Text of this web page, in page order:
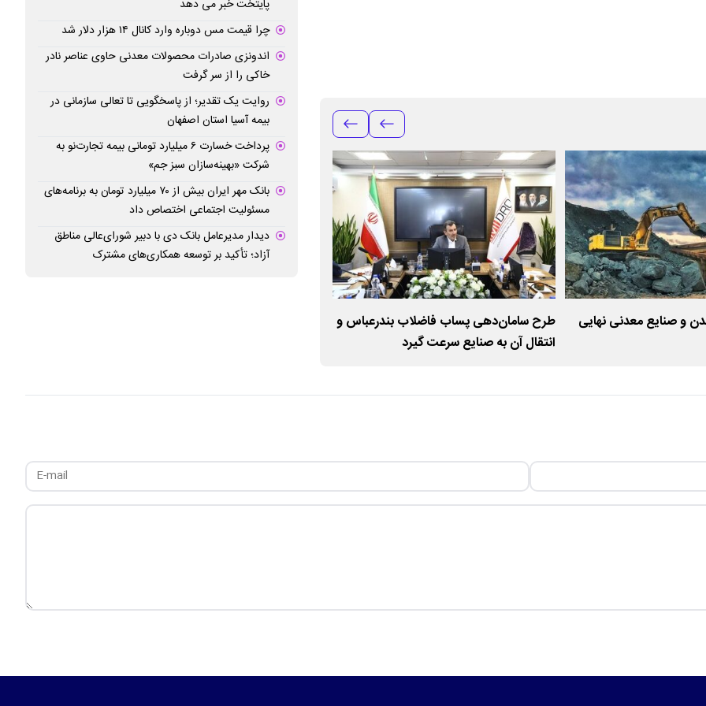
و صنایع معدنی نهایی
طرح سامان‌دهی پساب فاضلاب بندرعباس و
انتقال آن به صنایع سرعت گیرد
پایتخت خبر می دهد
چرا قیمت مس دوباره وارد کانال ۱۴ هزار دلار شد
اندونزی صادرات محصولات معدنی حاوی عناصر نادر
خاکی را از سر گرفت
روایت یک تقدیر؛ از پاسخگویی تا تعالی سازمانی در
بیمه آسیا استان اصفهان
پرداخت خسارت ۶ میلیارد تومانی بیمه تجارت‌نو به
شرکت «بهینه‌سازان سبز جم»
بانک مهر ایران بیش از ۷۰ میلیارد تومان به برنامه‌های
مسئولیت اجتماعی اختصاص داد
دیدار مدیرعامل بانک دی با دبیر شورای‌عالی مناطق
آزاد؛ تأکید بر توسعه همکاری‌های مشترک